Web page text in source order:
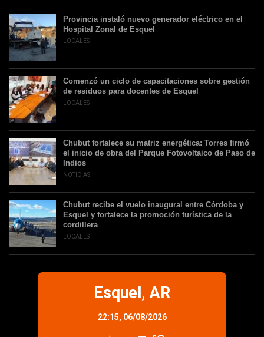
Provincia instaló nuevo generador eléctrico en el
Hospital Zonal de Esquel
LOCALES
Comenzó un ciclo de capacitaciones sobre gestión
de residuos para docentes de Esquel
LOCALES
Chubut fortalece su matriz energética: Torres firmó
el inicio de obra del Parque Fotovoltaico de Paso de
Indios
NOTICIAS
Chubut recibe el vuelo inaugural entre Córdoba y
Esquel y fortalece la promoción turística de la
cordillera
LOCALES
Esquel, AR
22:15, 06/08/2026